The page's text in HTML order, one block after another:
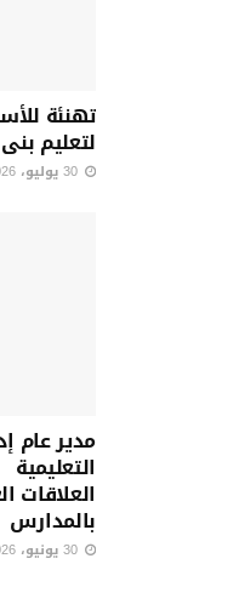
تهنئة
لتعليم
مدير عام
العلاقات
بالمدارس